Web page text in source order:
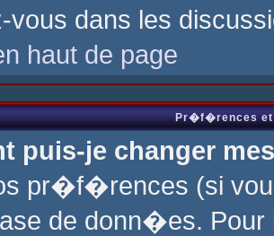
vous dans les
haut de page
Pr�f�rences et
puis-je changer
pr�f�rences (si
de donn�es.